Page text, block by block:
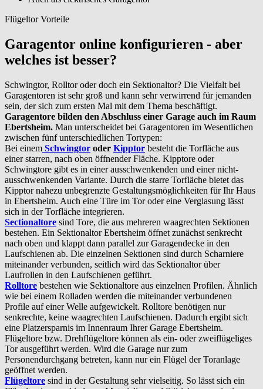
Flügeltor Vorteile
Garagentor online konfigurieren - aber
welches ist besser?
Schwingtor, Rolltor oder doch ein Sektionaltor? Die Vielfalt bei
Garagentoren ist sehr groß und kann sehr verwirrend für jemanden
sein, der sich zum ersten Mal mit dem Thema beschäftigt.
Garagentore bilden den Abschluss einer Garage auch im Raum
Ebertsheim. Man unterscheidet bei Garagentoren im Wesentlichen
zwischen fünf unterschiedlichen Tortypen:
Bei einem Schwingtor oder Kipptor besteht die Torfläche aus
einer starren, nach oben öffnender Fläche. Kipptore oder
Schwingtore gibt es in einer ausschwenkenden und einer nicht-
ausschwenkenden Variante. Durch die starre Torfläche bietet das
Kipptor nahezu unbegrenzte Gestaltungsmöglichkeiten für Ihr Haus
in Ebertsheim. Auch eine Türe im Tor oder eine Verglasung lässt
sich in der Torfläche integrieren.
Sectionaltore sind Tore, die aus mehreren waagrechten Sektionen
bestehen. Ein Sektionaltor Ebertsheim öffnet zunächst senkrecht
nach oben und klappt dann parallel zur Garagendecke in den
Laufschienen ab. Die einzelnen Sektionen sind durch Scharniere
miteinander verbunden, seitlich wird das Sektionaltor über
Laufrollen in den Laufschienen geführt.
Rolltore bestehen wie Sektionaltore aus einzelnen Profilen. Ähnlich
wie bei einem Rolladen werden die miteinander verbundenen
Profile auf einer Welle aufgewickelt. Rolltore benötigen nur
senkrechte, keine waagrechten Laufschienen. Dadurch ergibt sich
eine Platzersparnis im Innenraum Ihrer Garage Ebertsheim.
Flügeltore bzw. Drehflügeltore können als ein- oder zweiflügeliges
Tor ausgeführt werden. Wird die Garage nur zum
Personendurchgang betreten, kann nur ein Flügel der Toranlage
geöffnet werden.
Flügeltore sind in der Gestaltung sehr vielseitig. So lässt sich ein